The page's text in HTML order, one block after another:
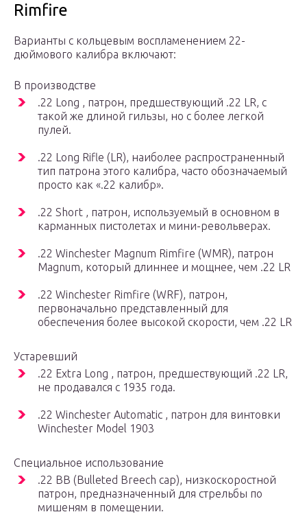
Rimfire
Варианты с кольцевым воспламенением 22-
дюймового калибра включают:
В производстве
.22 Long , патрон, предшествующий .22 LR, с
такой же длиной гильзы, но с более легкой
пулей.
.22 Long Rifle (LR), наиболее распространенный
тип патрона этого калибра, часто обозначаемый
просто как «.22 калибр».
.22 Short , патрон, используемый в основном в
карманных пистолетах и ​​мини-револьверах.
.22 Winchester Magnum Rimfire (WMR), патрон
Magnum, который длиннее и мощнее, чем .22 LR
.22 Winchester Rimfire (WRF), патрон,
первоначально представленный для
обеспечения более высокой скорости, чем .22 LR
Устаревший
.22 Extra Long , патрон, предшествующий .22 LR,
не продавался с 1935 года.
.22 Winchester Automatic , патрон для винтовки
Winchester Model 1903
Специальное использование
.22 BB (Bulleted Breech cap), низкоскоростной
патрон, предназначенный для стрельбы по
мишеням в помещении.